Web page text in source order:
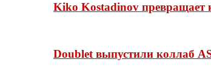
Kiko Kostadinov превращает
Doublet выпустили коллаб